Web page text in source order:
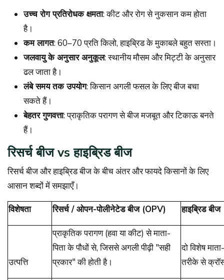
उच्च रोग प्रतिरोधक क्षमता: कीट और रोग से नुकसान कम होता
है।
कम लागत: ₹60–70 प्रति किलो, हाइब्रिड के मुकाबले बहुत सस्ता।
जलवायु के अनुसार अनुकूल: स्थानीय मौसम और मिट्टी के अनुसार
ढल जाता है।
लंबे समय तक उपयोग: किसान अगली फसल के लिए बीज बचा
सकते हैं।
बेहतर गुणवत्ता: प्राकृतिक परागण से बीज मजबूत और टिकाऊ बनते
हैं।
रिसर्च बीज vs हाइब्रिड बीज
रिसर्च बीज और हाइब्रिड बीज के बीच अंतर और फायदे किसानों के लिए
आसान शब्दों में समझाएँ।
विशेषता रिसर्च / ओपन-पोलीनेटेड बीज (OPV) हाइब्रिड
उत्पत्ति
प्राकृतिक परागण (हवा या कीट) से माता-
पिता के पौधों से, जिससे अगली पीढ़ी "सही
प्रकार" की होती है।
दो विशेष
तरीके से